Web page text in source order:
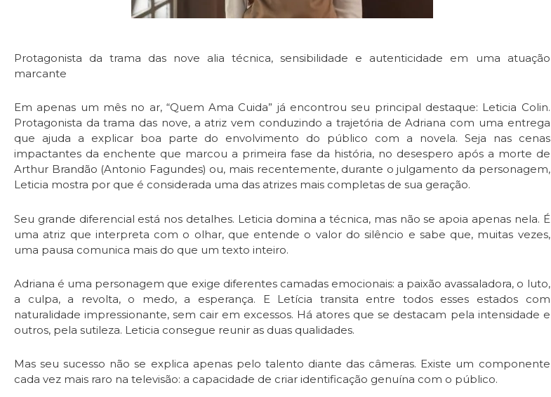
Protagonista da trama das nove alia técnica, sensibilidade e autenticidade em uma atuação
marcante
Em apenas um mês no ar, “Quem Ama Cuida” já encontrou seu principal destaque: Leticia Colin.
Protagonista da trama das nove, a atriz vem conduzindo a trajetória de Adriana com uma entrega
que ajuda a explicar boa parte do envolvimento do público com a novela. Seja nas cenas
impactantes da enchente que marcou a primeira fase da história, no desespero após a morte de
Arthur Brandão (Antonio Fagundes) ou, mais recentemente, durante o julgamento da personagem,
Leticia mostra por que é considerada uma das atrizes mais completas de sua geração.
Seu grande diferencial está nos detalhes. Leticia domina a técnica, mas não se apoia apenas nela. É
uma atriz que interpreta com o olhar, que entende o valor do silêncio e sabe que, muitas vezes,
uma pausa comunica mais do que um texto inteiro.
Adriana é uma personagem que exige diferentes camadas emocionais: a paixão avassaladora, o luto,
a culpa, a revolta, o medo, a esperança. E Letícia transita entre todos esses estados com
naturalidade impressionante, sem cair em excessos. Há atores que se destacam pela intensidade e
outros, pela sutileza. Leticia consegue reunir as duas qualidades.
Mas seu sucesso não se explica apenas pelo talento diante das câmeras. Existe um componente
cada vez mais raro na televisão: a capacidade de criar identificação genuína com o público.